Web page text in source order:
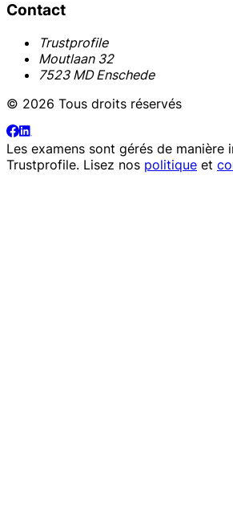
Contact
Trustprofile
Moutlaan 32
7523 MD Enschede
© 2026 Tous droits réservés
Les examens sont gérés de manière
Trustprofile. Lisez nos politique et